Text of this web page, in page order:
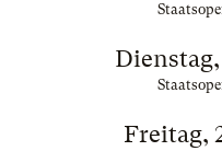
Freitag,